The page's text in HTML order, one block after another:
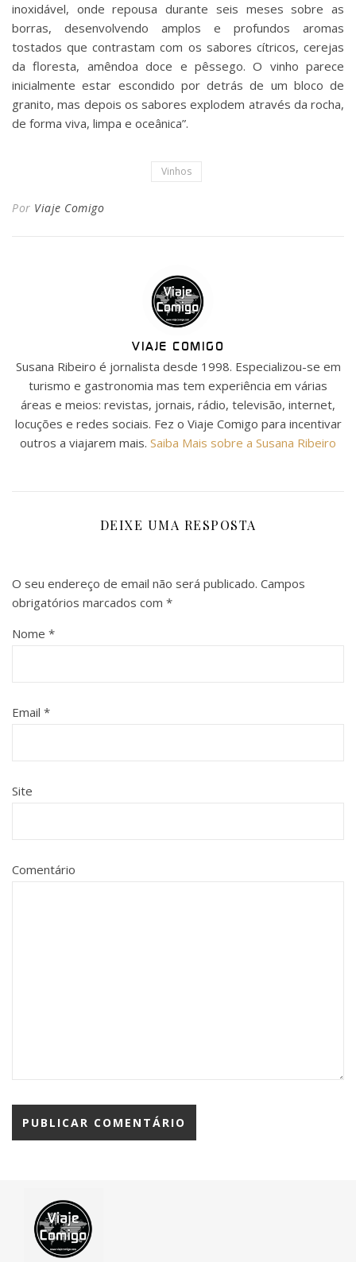
inoxidável, onde repousa durante seis meses sobre as
borras, desenvolvendo amplos e profundos aromas
tostados que contrastam com os sabores cítricos, cerejas
da floresta, amêndoa doce e pêssego. O vinho parece
inicialmente estar escondido por detrás de um bloco de
granito, mas depois os sabores explodem através da rocha,
de forma viva, limpa e oceânica”.
Vinhos
Por Viaje Comigo
VIAJE COMIGO
Susana Ribeiro é jornalista desde 1998. Especializou-se em
turismo e gastronomia mas tem experiência em várias
áreas e meios: revistas, jornais, rádio, televisão, internet,
locuções e redes sociais. Fez o Viaje Comigo para incentivar
outros a viajarem mais. Saiba Mais sobre a Susana Ribeiro
DEIXE UMA RESPOSTA
O seu endereço de email não será publicado. Campos
obrigatórios marcados com *
Nome *
Email *
Site
Comentário